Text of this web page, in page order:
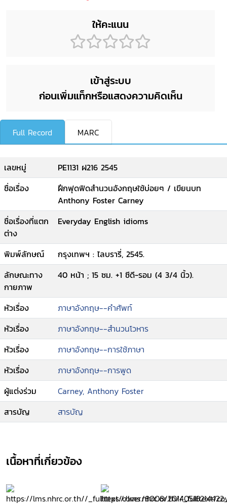
ให้คะแนน
เข้าสู่ระบบ
ก่อนเพิ่มแท็กหรือแสดงความคิดเห็น
Full Record MARC
เลขหมู่
PE1131 ฝ216 2545
ชื่อเรื่อง
ฝึกฟุดฟิดสำนวนอังกฤษใช้บ่อยๆ / เขียนบท
Anthony Foster Carney
ชื่อเรื่องที่แตก
ต่าง
Everyday English idioms
พิมพ์ลักษณ์
กรุงเทพฯ : ไลบรารี่, 2545.
ลักษณะทาง
กายภาพ
40 หน้า ; 15 ซม. +1 ซีดี-รอม (4 3/4 นิ้ว).
หัวเรื่อง
ภาษาอังกฤษ--คำศัพท์
หัวเรื่อง
ภาษาอังกฤษ--สำนวนโวหาร
หัวเรื่อง
ภาษาอังกฤษ--การใช้ภาษา
หัวเรื่อง
ภาษาอังกฤษ--การพูด
ผู้แต่งร่วม
Carney, Anthony Foster
สารบัญ
สารบัญ
เนื้อหาที่เกี่ยวข้อง